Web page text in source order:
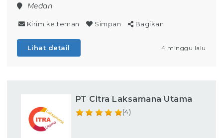
Medan
Kirim ke teman Simpan Bagikan
Lihat detail 4 minggu lalu
PT Citra Laksamana Utama
(4)